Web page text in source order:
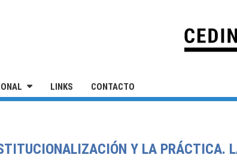
LINKS CONTACTO
Y LA PRÁCTICA.